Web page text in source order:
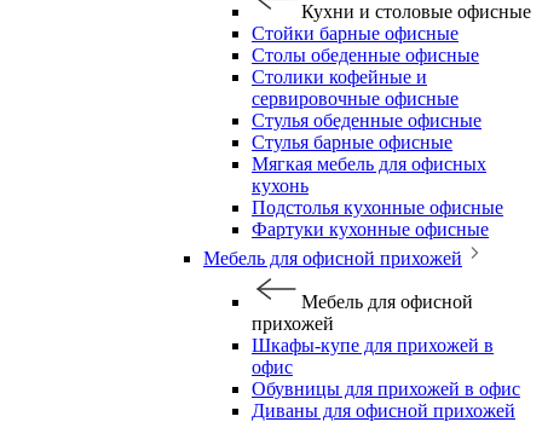
Кухни и столовые офисные
Стойки барные офисные
Столы обеденные офисные
Столики кофейные и
сервировочные офисные
Стулья обеденные офисные
Стулья барные офисные
Мягкая мебель для офисных
кухонь
Подстолья кухонные офисные
Фартуки кухонные офисные
Мебель для офисной прихожей
Мебель для офисной
прихожей
Шкафы-купе для прихожей в
офис
Обувницы для прихожей в офис
Диваны для офисной прихожей